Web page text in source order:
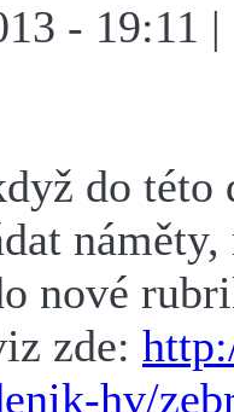
- 19:11
do této
náměty,
nové
zde:
hv/